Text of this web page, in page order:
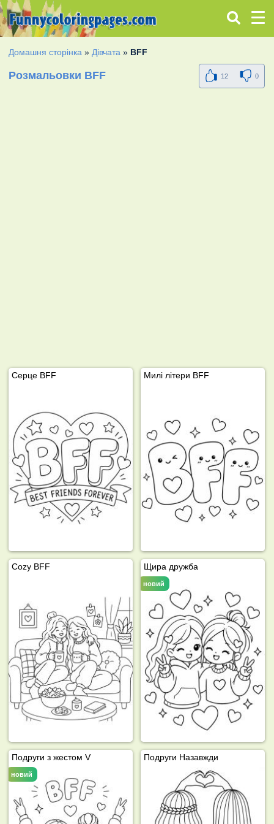
Домашня сторінка » Дівчата » BFF
Розмальовки BFF 12 0
Серце BFF Милі літери BFF
Cozy BFF Щира дружба
новий
Подруги з жестом V
новий
Подруги Назавжди